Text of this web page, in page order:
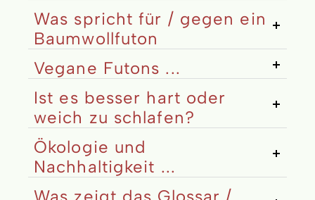
Was spricht für / gegen ein
Baumwollfuton
Vegane Futons ...
Ist es besser hart oder
weich zu schlafen?
Ökologie und
Nachhaltigkeit ...